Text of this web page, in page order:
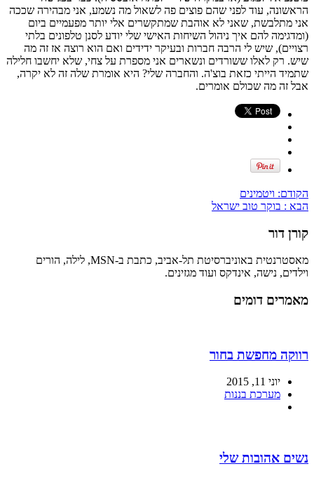
הראשונה, עוד לפני שהם פוצים פה לשאול מה נשמע, אני מבהירה שככה
אני מתלבשת, שאני לא אוהבת שמתקשרים אלי יותר מפעמיים ביום
(ומדגימה להם איך ניהול השיחות האישי שלי יודע לסנן טלפונים בלתי
רצויים), שיש לי הרבה חברות ובעיקר ידידים ואם הוא רוצה אז זה מה
שיש. רק לאלו ששורדים ונשארים אני מספרת על צחי, שלא יחשבו חלילה
שתמיד הייתי כזאת בוצ'ה. והחברה שלי? היא אומרת שלה זה לא יקרה,
אבל זה מה שכולם אומרים.
הקודם: ויטמינים
הבא : בוקר טוב ישראל
קורן דור
מאסטרנטית באוניברסיטת תל-אביב, כתבת ב-MSN, לילה, הורים
וילדים, נישה, אינדקס ועוד מגזינים.
מאמרים דומים
רווקה מחפשת בחור
יוני 11, 2015
מערכת בננות
נשים אהובות שלי